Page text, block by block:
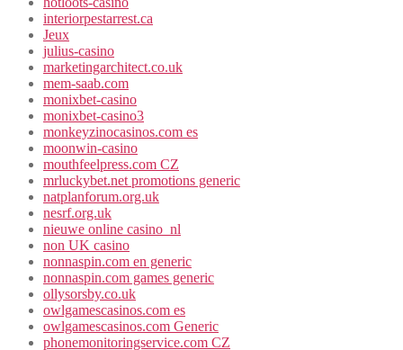
interiorpestarrest.ca
Jeux
julius-casino
marketingarchitect.co.uk
mem-saab.com
monixbet-casino
monixbet-casino3
monkeyzinocasinos.com es
moonwin-casino
mouthfeelpress.com CZ
mrluckybet.net promotions generic
natplanforum.org.uk
nesrf.org.uk
nieuwe online casino_nl
non UK casino
nonnaspin.com en generic
nonnaspin.com games generic
ollysorsby.co.uk
owlgamescasinos.com es
owlgamescasinos.com Generic
phonemonitoringservice.com CZ